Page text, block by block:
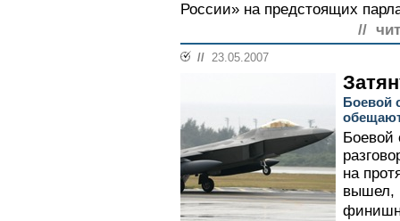
России» на предстоящих
//
// 23.05.2007
Боевой
Боевой
на
вышел,